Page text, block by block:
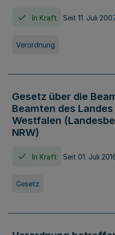
In Kraft Seit 11. Juli
Verordnung
Gesetz über die
Beamten des
Westfalen
NRW)
In Kraft Seit 01. Juli
Gesetz